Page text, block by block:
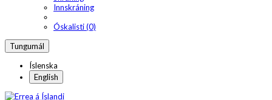
Innskráning
Óskalisti (0)
Tungumál
Íslenska
English